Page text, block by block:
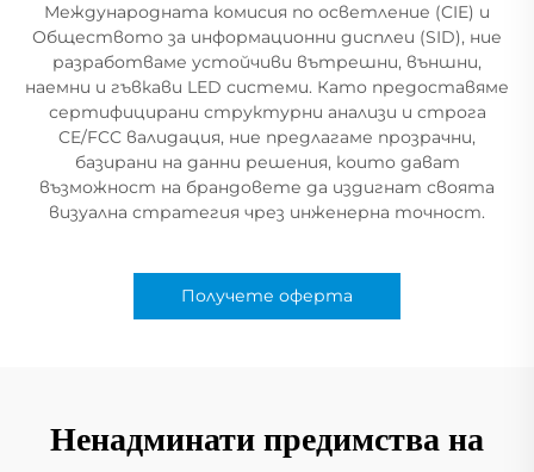
Международната комисия по осветление (CIE) и
Обществото за информационни дисплеи (SID), ние
разработваме устойчиви вътрешни, външни,
наемни и гъвкави LED системи. Като предоставяме
сертифицирани структурни анализи и строга
CE/FCC валидация, ние предлагаме прозрачни,
базирани на данни решения, които дават
възможност на брандовете да издигнат своята
визуална стратегия чрез инженерна точност.
Получете оферта
Ненадминати предимства на